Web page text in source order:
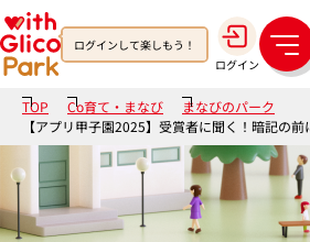
ログインして楽しもう！
ログイン
メ
ニ
ー
TOP Co育て・まなび
まなびのパーク
【アプリ甲子園2025】受賞者に聞く！暗記の